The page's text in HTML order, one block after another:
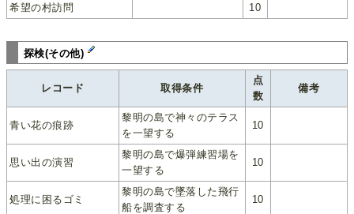
希望の村訪問
10
探検(その他)
レコード 取得条件
点
数
備考
青い花の痕跡
黎明の島で神々のテラス
を一望する
10
思い出の演習
黎明の島で爆弾練習場を
一望する
10
処理に困るゴミ
黎明の島で墜落した飛行
船を調査する
10